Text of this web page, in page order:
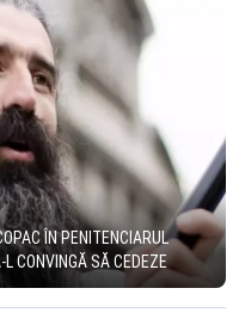
ÎN PENITENCIARUL
CONVINGĂ SĂ CEDEZE